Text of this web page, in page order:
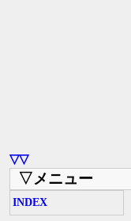
▽▽
▽メニュー
INDEX